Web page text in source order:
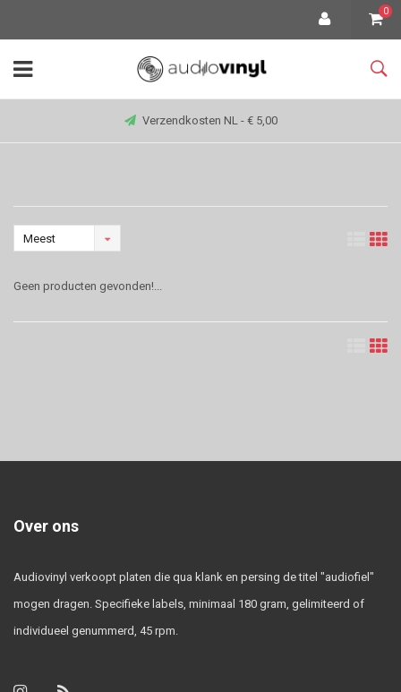
0
Verzendkosten NL - € 5,00
Meest
Geen producten gevonden!...
Over ons
Audiovinyl verkoopt platen die qua klank en persing de titel "audiofiel"
mogen dragen. Specifieke labels, minimaal 180 gram, gelimiteerd of
individueel genummerd, 45 rpm.